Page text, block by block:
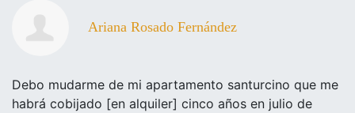
Ariana Rosado Fernández
Debo mudarme de mi apartamento santurcino que me
habrá cobijado [en alquiler] cinco años en julio de